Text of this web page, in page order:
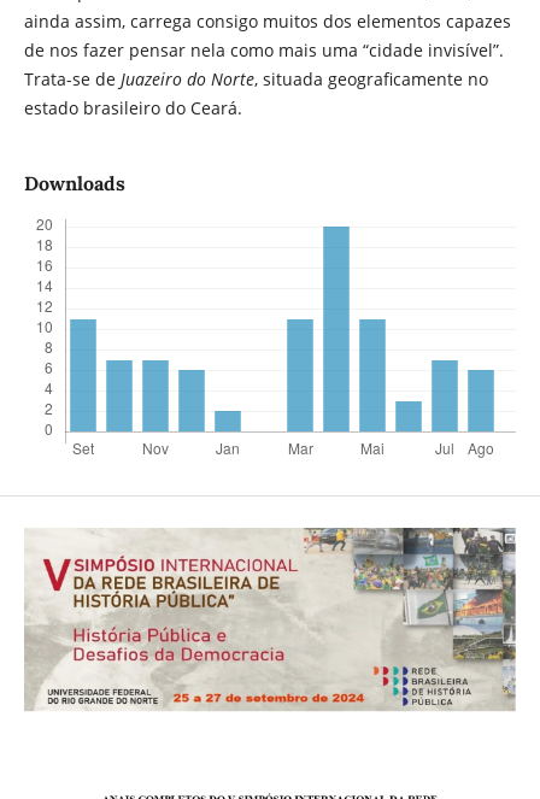
ainda assim, carrega consigo muitos dos elementos capazes
de nos fazer pensar nela como mais uma “cidade invisível”.
Trata-se de Juazeiro do Norte, situada geograficamente no
estado brasileiro do Ceará.
Downloads